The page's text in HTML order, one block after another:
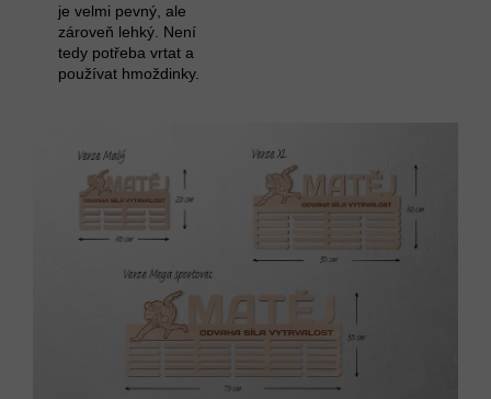
je velmi pevný, ale
zároveň lehký. Není
tedy potřeba vrtat a
používat hmoždinky.